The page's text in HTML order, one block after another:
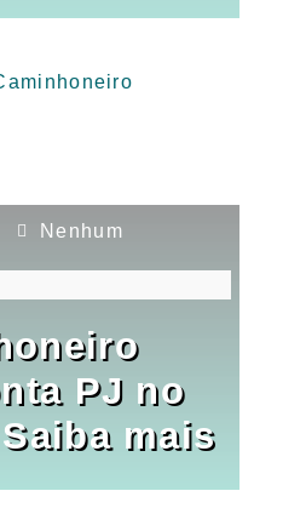
Nenhum
PJ no
mais